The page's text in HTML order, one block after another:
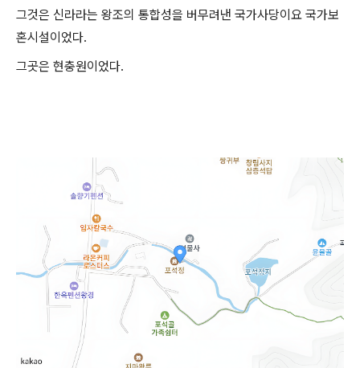
그것은 신라라는 왕조의 통합성을 버무려낸 국가사당이요 국가보
혼시설이었다.
그곳은 현충원이었다.